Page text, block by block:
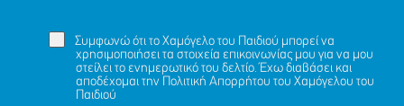
Συμφωνώ ότι το Χαμόγελο του Παιδιού μπορεί να
χρησιμοποιήσει τα στοιχεία επικοινωνίας μου για να μου
στείλει το ενημερωτικό του δελτίο. Έχω διαβάσει και
αποδέχομαι την Πολιτική Απορρήτου του Χαμόγελου του
Παιδιού